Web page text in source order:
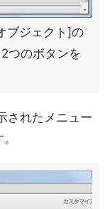
ブジェクト]の
つのボタンを
されたメニュー